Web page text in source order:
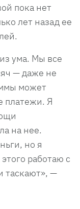
пока нет
лет назад ее
ума. Мы все
— даже не
может
платежи. Я
на нее.
но я
работаю с
таскают», —